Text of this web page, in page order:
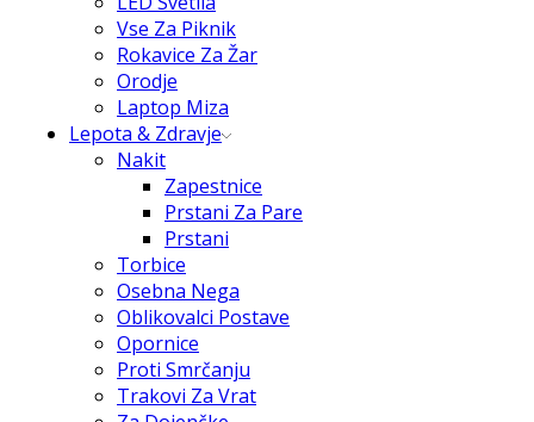
Vse Za Piknik
Rokavice Za Žar
Orodje
Laptop Miza
Lepota & Zdravje
Nakit
Zapestnice
Prstani Za Pare
Prstani
Torbice
Osebna Nega
Oblikovalci Postave
Opornice
Proti Smrčanju
Trakovi Za Vrat